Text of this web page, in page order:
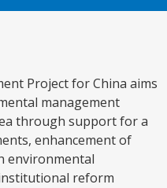
Project for China aims
management
through support for a
enhancement of
environmental
reform